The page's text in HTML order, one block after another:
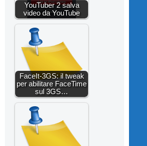
YouTuber 2 salva
video da YouTube
FaceIt-3GS: il tweak
per abilitare FaceTime
sul 3GS…